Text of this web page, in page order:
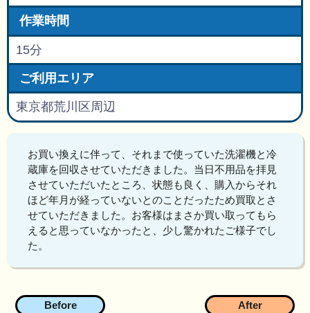
お買い換えに伴って、それまで使っていた洗濯機と冷
蔵庫を回収させていただきました。当日不用品を拝見
させていただいたところ、状態も良く、購入からそれ
ほど年月が経っていないとのことだったため買取とさ
せていただきました。お客様はまさか買い取ってもら
えると思っていなかったと、少し驚かれたご様子でし
た。
作業時間
15分
ご利用エリア
東京都荒川区周辺